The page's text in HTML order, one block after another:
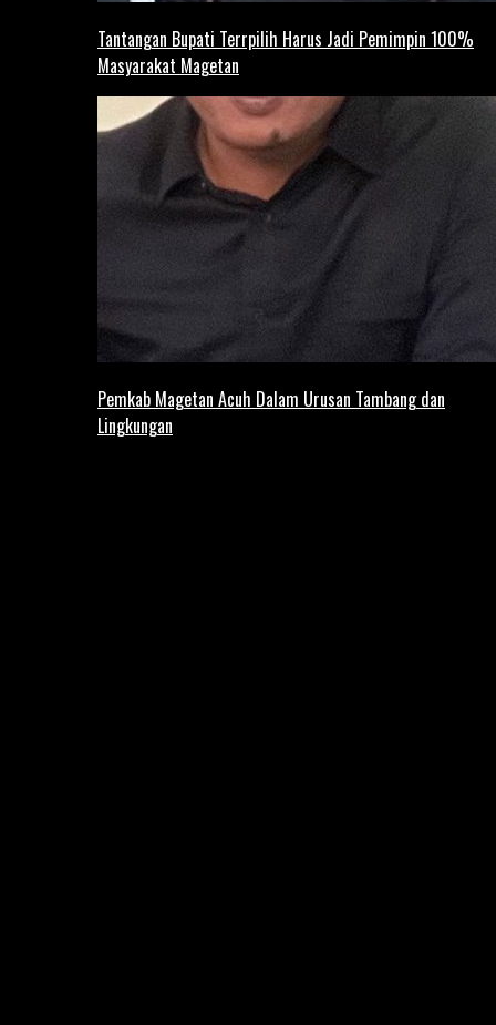
Tantangan Bupati Terrpilih Harus Jadi Pemimpin 100%
Masyarakat Magetan
Pemkab Magetan Acuh Dalam Urusan Tambang dan
Lingkungan